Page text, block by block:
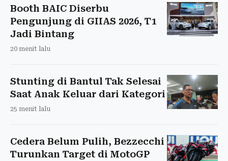
Booth BAIC Diserbu
Pengunjung di GIIAS 2026, T1
Jadi Bintang
20 menit lalu
Stunting di Bantul Tak Selesai
Saat Anak Keluar dari Kategori
25 menit lalu
Cedera Belum Pulih, Bezzecchi
Turunkan Target di MotoGP